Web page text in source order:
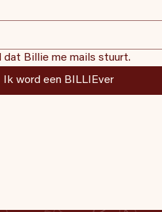
dat Billie me mails stuurt.
Ik word een BILLIEver